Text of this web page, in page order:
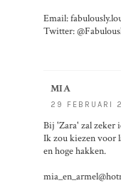
Email:
Twitter:
MIA
29 FEBRUARI
Bij 'Zara' zal zeker
Ik zou kiezen voor
en hoge hakken.